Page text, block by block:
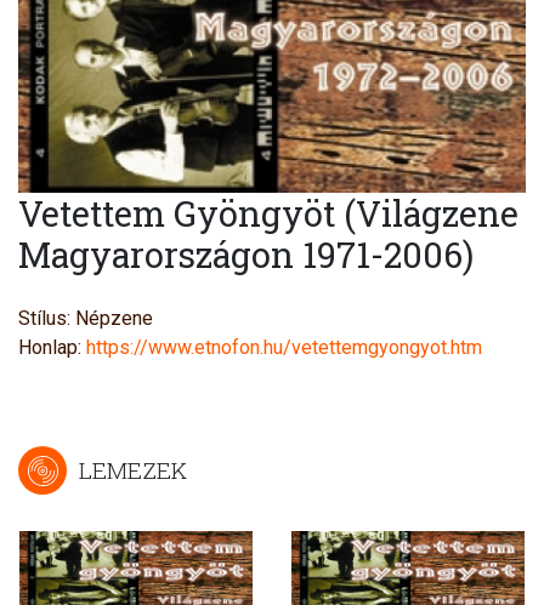
Vetettem Gyöngyöt (Világzene
Magyarországon 1971-2006)
Stílus: Népzene
Honlap: https://www.etnofon.hu/vetettemgyongyot.htm
LEMEZEK